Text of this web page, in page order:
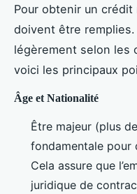
Pour obtenir un
doivent être
légèrement selon les
voici les principaux
Âge et Nationalité
Être majeur (plus
fondamentale pour
Cela assure que
juridique de